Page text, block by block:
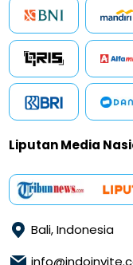
Liputan Media
Bali, Indonesia